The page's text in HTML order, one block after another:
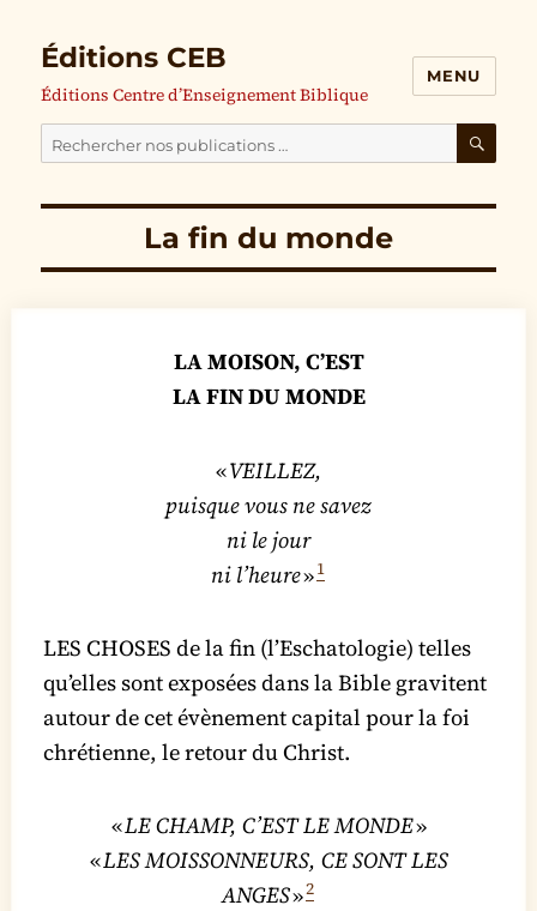
Éditions CEB
Éditions Centre d’Enseignement Biblique
MENU
Cherchez
publications
:
La fin du monde
LA MOISON, C’EST
LA FIN DU MONDE
«VEILLEZ,
puisque vous ne savez
ni le jour
ni l’heure»1
LES CHOSES de la fin (l’Eschatologie) telles
qu’elles sont exposées dans la Bible gravitent
autour de cet évènement capital pour la foi
chrétienne, le retour du Christ.
«LE CHAMP, C’EST LE MONDE»
«LES MOISSONNEURS, CE SONT LES
ANGES»2